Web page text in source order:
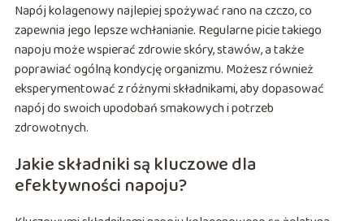
Napój kolagenowy najlepiej spożywać rano na czczo, co
zapewnia jego lepsze wchłanianie. Regularne picie takiego
napoju może wspierać zdrowie skóry, stawów, a także
poprawiać ogólną kondycję organizmu. Możesz również
eksperymentować z różnymi składnikami, aby dopasować
napój do swoich upodobań smakowych i potrzeb
zdrowotnych.
Jakie składniki są kluczowe dla
efektywności napoju?